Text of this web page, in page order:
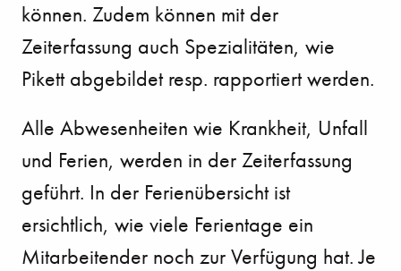
können. Zudem können mit der
Zeiterfassung auch Spezialitäten, wie
Pikett abgebildet resp. rapportiert werden.
Alle Abwesenheiten wie Krankheit, Unfall
und Ferien, werden in der Zeiterfassung
geführt. In der Ferienübersicht ist
ersichtlich, wie viele Ferientage ein
Mitarbeitender noch zur Verfügung hat. Je